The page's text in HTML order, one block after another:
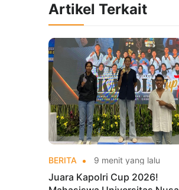
Artikel Terkait
BERITA 9 menit yang lalu
Juara Kapolri Cup 2026!